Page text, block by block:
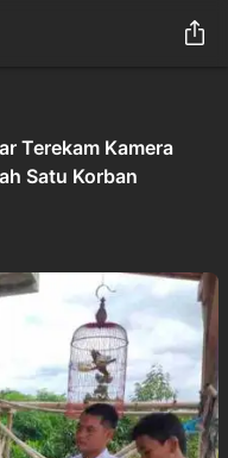
Terekam Kamera
Satu Korban